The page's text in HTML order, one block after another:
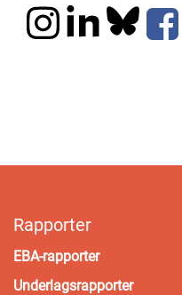
Rapporter
EBA-rapporter
Underlagsrapporter